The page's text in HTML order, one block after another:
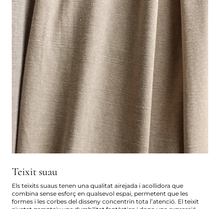
Teixit suau
Els teixits suaus tenen una qualitat airejada i acollidora que
combina sense esforç en qualsevol espai, permetent que les
formes i les corbes del disseny concentrin tota l’atenció. El teixit